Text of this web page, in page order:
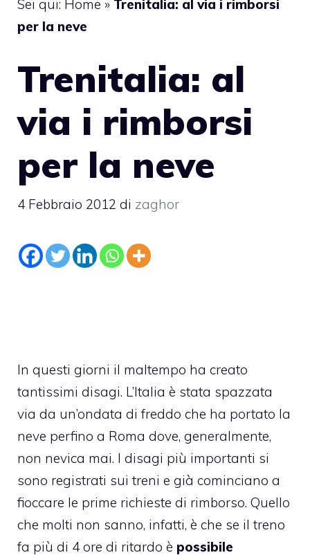
Sei qui: Home » Trenitalia: al via i rimborsi
per la neve
Trenitalia: al
via i rimborsi
per la neve
4 Febbraio 2012 di zaghor
In questi giorni il maltempo ha creato
tantissimi disagi. L’Italia è stata spazzata
via da un’ondata di freddo che ha portato la
neve perfino a Roma dove, generalmente,
non nevica mai. I disagi più importanti si
sono registrati sui treni e già cominciano a
fioccare le prime richieste di rimborso. Quello
che molti non sanno, infatti, è che se il treno
fa più di 4 ore di ritardo è possibile